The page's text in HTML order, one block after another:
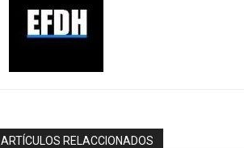
ARTÍCULOS RELACCIONADOS